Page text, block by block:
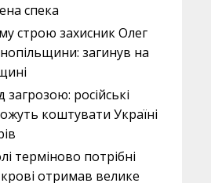
спека
строю захисник Олег
загинув на
загрозою: російські
коштувати Україні
терміново потрібні
отримав велике